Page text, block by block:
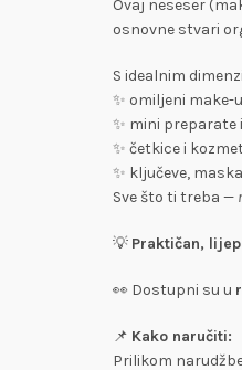
Ovaj neseser
osnovne stvari
S idealnim
✨ omiljeni make-
✨ mini preparate
✨ četkice i
✨ ključeve,
Sve što ti treba —
💡 Praktičan,
👀 Dostupni su u
📌 Kako naručiti:
Prilikom